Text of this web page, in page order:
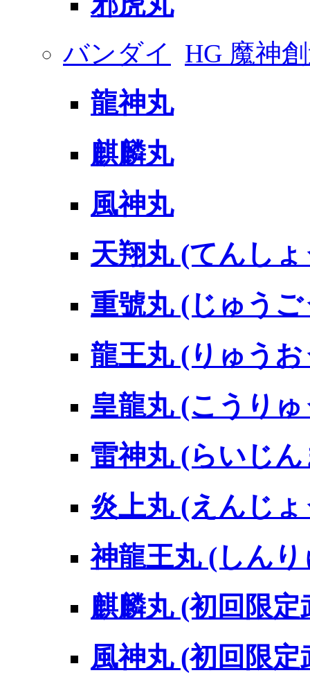
バンダイ HG 魔神
龍神丸
麒麟丸
風神丸
天翔丸 (てんし
重號丸 (じゅう
龍王丸 (りゅう
皇龍丸 (こうり
雷神丸 (らいじ
炎上丸 (えんじ
神龍王丸 (しん
麒麟丸 (初回限定
風神丸 (初回限定